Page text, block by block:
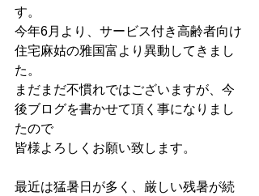
す。
今年6月より、サービス付き高齢者向け
住宅麻姑の雅国富より異動してきまし
た。
まだまだ不慣れではございますが、今
後ブログを書かせて頂く事になりまし
たので
皆様よろしくお願い致します。
最近は猛暑日が多く、厳しい残暑が続